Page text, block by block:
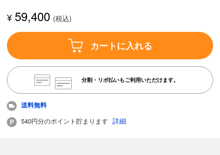
¥ 59,400
カートに入れる
分割・リボ払いもご利用いただけます。
送料無料
540円分のポイント貯まります 詳細